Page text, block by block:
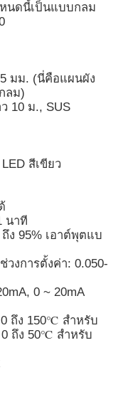
นดนี้เป็นแบบกลม
มม. (นี่คือแผนผัง
ลม)
10 ม., SUS
สีเขียว
นาที
ง 95% เอาต์พุตแบ
วงการตั้งค่า: 0.050-
0 ~ 20mA
0 ถึง 150℃ สำหรับ
ถึง 50℃ สำหรับ